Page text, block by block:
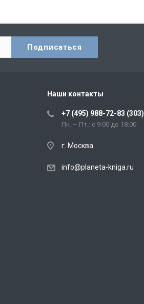
Наши контакты
+7 (495) 988-72-83 (303)
Пн. – Пт.: с 9:00 до 18:00
г. Москва
info@planeta-kniga.ru